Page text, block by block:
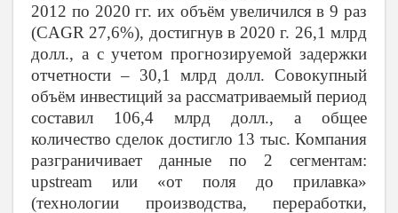
2012 по 2020 гг. их объём увеличился в 9 раз
(CAGR 27,6%), достигнув в 2020 г. 26,1 млрд
долл., а с учетом прогнозируемой задержки
отчетности – 30,1 млрд долл. Совокупный
объём инвестиций за рассматриваемый период
составил 106,4 млрд долл., а общее
количество сделок достигло 13 тыс. Компания
разграничивает данные по 2 сегментам:
upstream или «от поля до прилавка»
(технологии производства, переработки,